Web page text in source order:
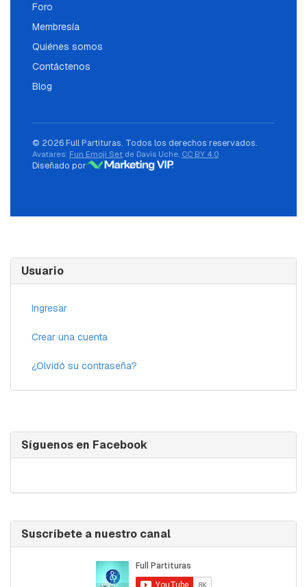
Foro
Membresía
Quiénes somos
Contáctenos
Blog
© 2026 Full Partituras. Todos los derechos reservados.
Avatares: Fun Emoji Set de Davis Uche, CC BY 4.0
Diseñado por
Usuario
Ingresar
Crear una cuenta
¿Olvidó su contraseña?
Síguenos en Facebook
Suscríbete a nuestro canal